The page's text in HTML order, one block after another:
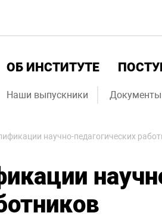
ОБ ИНСТИТУТЕ
Наши выпускники Документы
научно-педагогических